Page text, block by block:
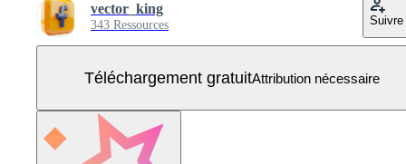
vector_king
343 Ressources Suivre
Téléchargement gratuitAttribution nécessaire